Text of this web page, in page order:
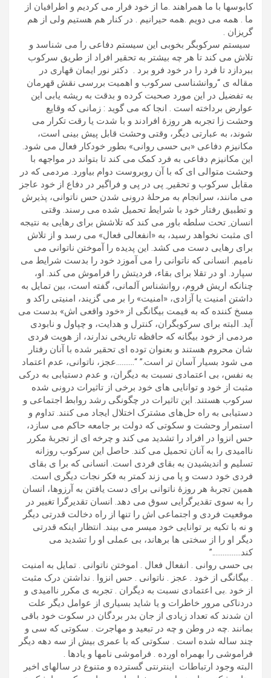
کابوسها با ما همراهند .ما از خود فرار می کردیم و اطرافیان از
ما . همه می دویم .همه حیرانیم . در کنار هم هستیم ولی از هم
گریزان .
سیستم سرکوبگر بخوبی این سیستم دفاعی را می شناسد و
تلاش می کند تا هر چه بیشتر به تحقیر افراد از طریق سرکوب
ببردازد تا فرد را در خود فرو برد . دکتر نور ایمان قهاری در
مقاله ی “روانشناسی سرکوب و اهمیت بررسی نقش قهرمان
به تفضیل در این مورد صحبت کرده و بدقت به ریشه یابی این
عوارض برداخته است . انجا که می گوید : زمانی که وقایع
وحشت زا تجربه هر روزۀ افرادند و با شدت یا رقت تکرار می
شوند، به عبارتی دیگر، وقتی وحشت قابل پیش بینی است،
مکانیزم دفاعی «بی حسی روانی» بطور خودکار فعال می شود.
این مکانیزم دفاعی به فرد کمک می کند تا بتواند در مواجهه با
وحشت متوالی ای که با آن روبروست دوام بیاورد. مردمی که در
مقابل سرکوب و تحقیر ِ پی در پی و فراگیر در دفاع از خود عاجز
می مانند، سرانجام به مرحلۀ درونی شدن حس ناتوانی، پذیرش
و تطبیق رفتار خود با شرایط تحمیل شده می رسند. وقتی
انسان ِ تحت سلطه باور می کند که تلاشش برای رهایی به نتیجه
ای مثبت نخواهد رسید، به «انفعالی فعال» می رسد و از تلاش
برای رهایی دست می کشد. این پدیده را آموختن ناتوانی می
نامیم. انسانی که ناتوانی را می آموزد خود را بدست شرایط می
سپارد. او در تقلا برای بقاء، فردیتش را فراموش می کند. او،
چنانکه اریش فروم، روانشناس آلمانی، گفته است، بین تمایل به
داشتن امنیت یا آزادی، «امنیت» را بر می گزیند، امنیتی راکد و
مسخ کننده که به قیمت بیگانگی از «خود واقعی اش» بدست می
آید. البته برای سرکوبگران، کنترل و هدایت، و چپاول و نابودی
مردمی از خود بیگانه که حافظه تاریخی ندارند، از هویت فردی
شان محروم هستند و بعنوان توده ای تحقیر شده با آنان رفتار
می شود بسیار آسان تر است.” “……….عجز، ناتوانی، عدم اعتماد
به نفس، بی اعتمادی نسبت به دیگران، و عدم دستیابی به درکی
مثبت از خود و توانایی های خود برخی از تاثیرات درونی شده
سرکوب هستند. این تاثیرات در چگونگی رشد روابط اجتماعی و
دستیابی به راه ‌حل‌های مشترک اختلال ایجاد می کنند. تداوم و
استمرار وحشت و سکوتی که دولت بر جامعه حاکم می سازد،
حس انزوا در افراد را تشدید می کند و چرخه ای از تجربۀ مکرر
ناامیدی را به آنان تحمیل می کند. حاصل این سرکوب روزانه
تسلیم و اندیشیدن به بقای فردی است. انسانی که برا ی بقای
فردی خود دست و پا می زند کمتر به فکر نجات دیگری است.
همین تجربۀ هر روزۀ ناتوانی برای دست یافتن به آرزوها، انسان
را به سوی تقدیرگرایی سوق می دهد. انسان تقدیرگرا تغییر در
موقعیت فردی و اجتماعی اش را تنها از راه دخالت قدرتی دیگر
و نه با تکیه بر توانایی خود میسر می بیند. انتظار اینکه قدرتی
دیگر او را از سختی ها برهاند، بی عملی او را تشدید می
کند…………….”
بی حسی روانی . انفعال فعال . اموختن ناتوانی . تمایل به امنیت
. بیگانگی از خود . عجز . ناتوانی . حس انزوا . نداشتن درک مثبت
از خود .بی اعتمادی نسبت به دیگران . تجربه ی مکرر ناامیدی و
دردناکی مرور خاطرات و یا شاید بسیاری از عوامل دیگر علت
ان شدند که تعداد زیادی از جان بدر بردگان در سکوت خود باقی
بمانند .چه در وطن و چه در تبعید و مهاجرت . سکوتی که سی و
چند ساله شده است . سکوتی که با عمری بیش از سه دهه دیگر
فراموشی را بهمراه اورده . فراموشی نامها و یادها .
البته وجود ارتباطات اینترنتی گسترده و متنوع در سالهای اخیر